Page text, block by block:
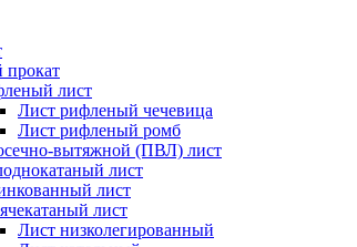
прокат
лист
Лист рифленый чечевица
Лист рифленый ромб
вытяжной (ПВЛ) лист
лист
лист
лист
Лист низколегированный